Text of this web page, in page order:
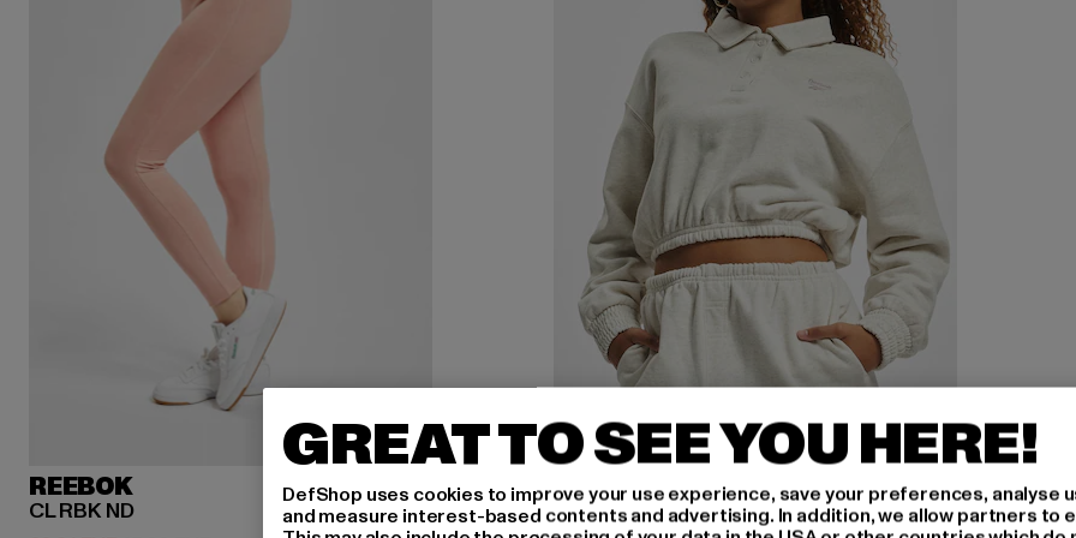
REEBOK
CL RBK ND
REEBOK
Cl Ae Ft Coverup
28,20 EUR
Derzeitiger Preis: 28,20 EUR
59,99 EURAktionspreis: 59,99 EUR
GREAT TO SEE YOU HERE!
DefShop uses cookies to improve your use experience, save your preferences, analyse
and measure interest-based contents and advertising. In addition, we allow partners to